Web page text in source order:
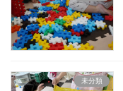
未分類